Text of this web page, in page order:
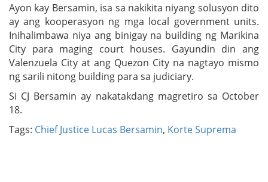
Ayon kay Bersamin, isa sa nakikita niyang solusyon dito
ay ang kooperasyon ng mga local government units.
Inihalimbawa niya ang binigay na building ng Marikina
City para maging court houses. Gayundin din ang
Valenzuela City at ang Quezon City na nagtayo mismo
ng sarili nitong building para sa judiciary.
Si CJ Bersamin ay nakatakdang magretiro sa October
18.
Tags: Chief Justice Lucas Bersamin, Korte Suprema